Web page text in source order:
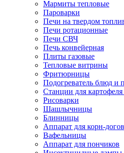
Мармиты тепловые
Пароварки
Печи на твердом
Печи ротационные
Печи СВЧ
Печь конвейерная
Плиты газовые
Тепловые витрины
Фритюрницы
Подогреватель блюд и
Станции для
Рисоварки
Шашлычницы
Блинницы
Аппарат для корн-догов
Вафельницы
Аппарат для пончиков